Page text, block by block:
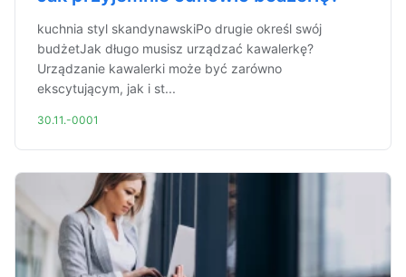
kuchnia styl skandynawskiPo drugie określ swój
budżetJak długo musisz urządzać kawalerkę?
Urządzanie kawalerki może być zarówno
ekscytującym, jak i st...
30.11.-0001